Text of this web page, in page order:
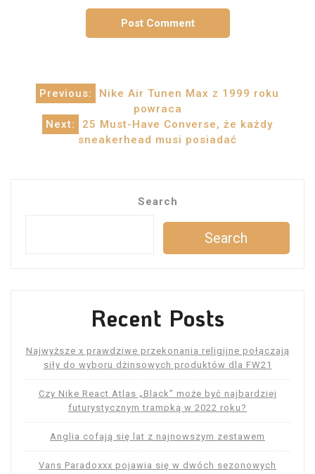
Post
navigation
Previous:
Nike Air Tunen Max z 1999 roku
powraca
Next:
25 Must-Have Converse, że każdy
sneakerhead musi posiadać
Search
Search
Recent Posts
Najwyższe x prawdziwe przekonania religijne połączają
siły do ​​wyboru dżinsowych produktów dla FW21
Czy Nike React Atlas „Black” może być najbardziej
futurystycznym trampką w 2022 roku?
Anglia cofają się lat z najnowszym zestawem
Vans Paradoxxx pojawia się w dwóch sezonowych